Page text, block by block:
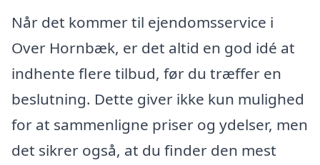
Når det kommer til ejendomsservice i
Over Hornbæk, er det altid en god idé at
indhente flere tilbud, før du træffer en
beslutning. Dette giver ikke kun mulighed
for at sammenligne priser og ydelser, men
det sikrer også, at du finder den mest